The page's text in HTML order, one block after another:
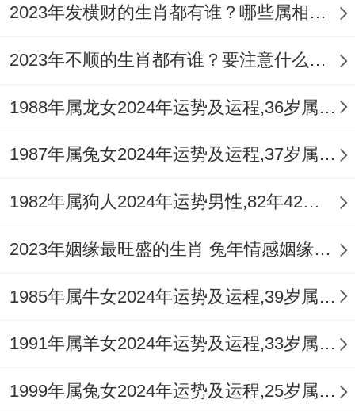
尤其要保证充足的睡眠来「滋阴降火」，培
聆听舒缓音乐，帮助平复心绪。
充分利用流年天厨星的吉性。可以在家人的
指导下认识部分膳食养生知识，多食用部分
得到调与，健康是承载所有运势的根基，维
运顺利展开。
四、人际与情感：比劫林立，以与为贵
如前所述，天干比劫显露，是本年人际关系
大，能结识更多朋友，在团队活动与集体项
2023年发横财的生肖都有谁？哪些属相财运旺盛？
2023年不顺的生肖都有谁？要注意什么呢？
1988年属龙女2024年运势及运程,36岁属龙人2024全年每月运势女性如何
1987年属兔女2024年运势及运程,37岁属兔人2024全年每月运势女性如何
1982年属狗人2024年运势男性,82年42岁属狗男2024年每月运程怎么样
2023年姻缘最旺盛的生肖 兔年情感姻缘运比较旺的属相
1985年属牛女2024年运势及运程,39岁属牛人2024全年每月运势女性如何
1991年属羊女2024年运势及运程,33岁属羊人2024全年每月运势女性如何
1999年属兔女2024年运势及运程,25岁属兔人2024全年每月运势女性如何